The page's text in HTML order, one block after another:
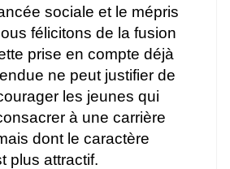
sociale et le mépris
félicitons de la fusion
prise en compte déjà
ne peut justifier de
les jeunes qui
à une carrière
dont le caractère
plus attractif.